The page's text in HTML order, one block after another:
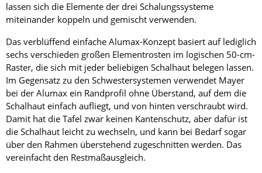
lassen sich die Elemente der drei Schalungssysteme
miteinander koppeln und gemischt verwenden.
Das verblüffend einfache Alumax-Konzept basiert auf lediglich
sechs verschieden großen Elementrosten im logischen 50-cm-
Raster, die sich mit jeder beliebigen Schalhaut belegen lassen.
Im Gegensatz zu den Schwestersystemen verwendet Mayer
bei der Alumax ein Randprofil ohne Überstand, auf dem die
Schalhaut einfach aufliegt, und von hinten verschraubt wird.
Damit hat die Tafel zwar keinen Kantenschutz, aber dafür ist
die Schalhaut leicht zu wechseln, und kann bei Bedarf sogar
über den Rahmen überstehend zugeschnitten werden. Das
vereinfacht den Restmaßausgleich.